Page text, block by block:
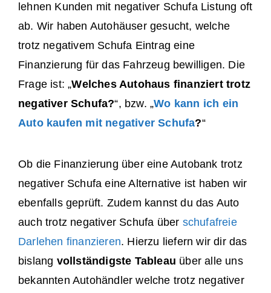
lehnen Kunden mit negativer Schufa Listung oft
ab. Wir haben Autohäuser gesucht, welche
trotz negativem Schufa Eintrag eine
Finanzierung für das Fahrzeug bewilligen. Die
Frage ist: „Welches Autohaus finanziert trotz
negativer Schufa?“, bzw. „Wo kann ich ein
Auto kaufen mit negativer Schufa?“
Ob die Finanzierung über eine Autobank trotz
negativer Schufa eine Alternative ist haben wir
ebenfalls geprüft. Zudem kannst du das Auto
auch trotz negativer Schufa über schufafreie
Darlehen finanzieren. Hierzu liefern wir dir das
bislang vollständigste Tableau über alle uns
bekannten Autohändler welche trotz negativer